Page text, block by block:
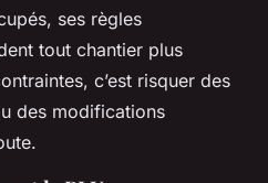
ses règles
tout chantier plus
c’est risquer des
des modifications